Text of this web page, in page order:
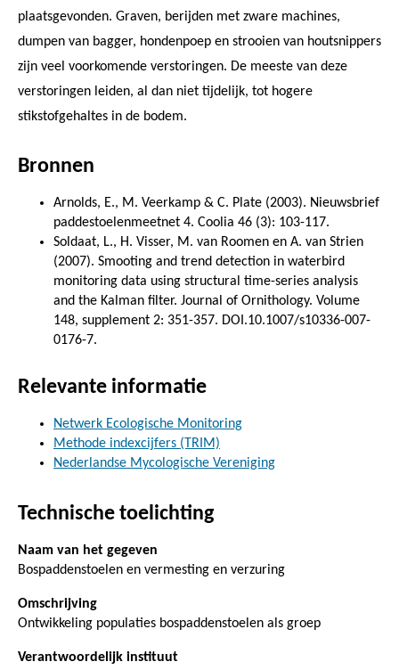
plaatsgevonden. Graven, berijden met zware machines,
dumpen van bagger, hondenpoep en strooien van houtsnippers
zijn veel voorkomende verstoringen. De meeste van deze
verstoringen leiden, al dan niet tijdelijk, tot hogere
stikstofgehaltes in de bodem.
Bronnen
Arnolds, E., M. Veerkamp & C. Plate (2003). Nieuwsbrief
paddestoelenmeetnet 4. Coolia 46 (3): 103-117.
Soldaat, L., H. Visser, M. van Roomen en A. van Strien
(2007). Smooting and trend detection in waterbird
monitoring data using structural time-series analysis
and the Kalman filter. Journal of Ornithology. Volume
148, supplement 2: 351-357. DOI.10.1007/s10336-007-
0176-7.
Relevante informatie
Netwerk Ecologische Monitoring
Methode indexcijfers (TRIM)
Nederlandse Mycologische Vereniging
Technische toelichting
Naam van het gegeven
Bospaddenstoelen en vermesting en verzuring
Omschrijving
Ontwikkeling populaties bospaddenstoelen als groep
Verantwoordelijk instituut